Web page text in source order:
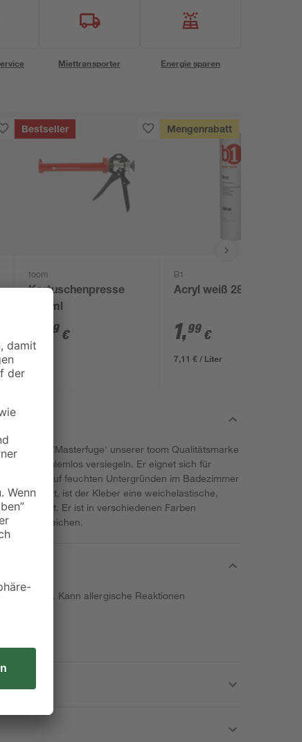
Miettransporter Energie sparen
Bestseller
toom
Kartuschenpresse
310 ml
99 €
Mengenrabatt
B1
Acryl weiß 280 ml
1,99 €
7,11 € / Liter
'Masterfuge' unserer toom Qualitätsmarke
problemlos versiegeln. Er eignet sich für
auch auf feuchten Untergründen im Badezimmer
ist der Kleber eine weichelastische,
Er ist in verschiedenen Farben
überstreichen.
Kann allergische Reaktionen